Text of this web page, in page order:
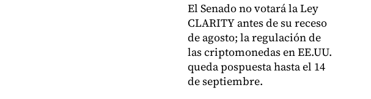
El Senado no votará la Ley
CLARITY antes de su receso
de agosto; la regulación de
las criptomonedas en EE.UU.
queda pospuesta hasta el 14
de septiembre.